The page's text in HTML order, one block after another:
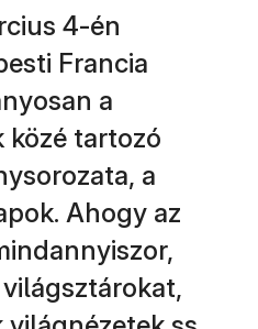
4-én
Francia
a
közé tartozó
a
Ahogy az